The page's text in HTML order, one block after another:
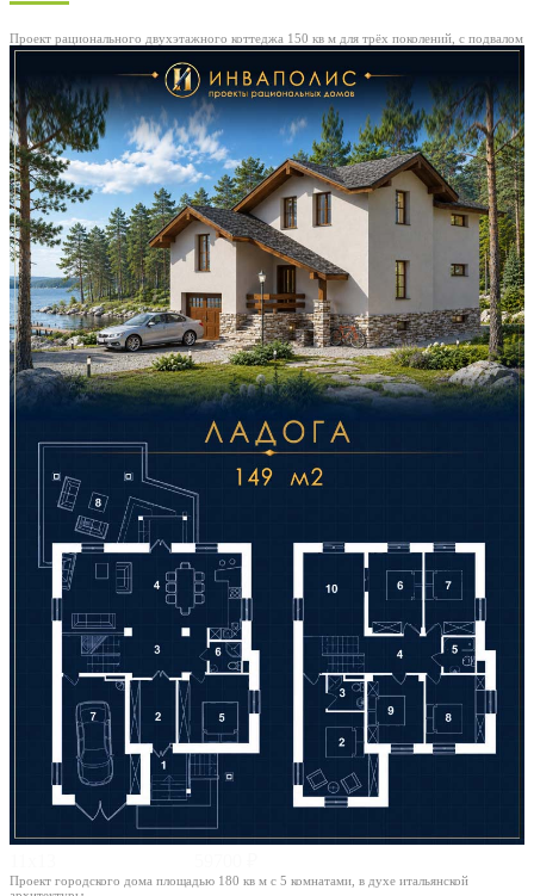
Проект рационального двухэтажного коттеджа 150 кв м для трёх поколений, с подвалом
Проект городского дома площадью 180 кв м с 5 комнатами, в духе итальянской